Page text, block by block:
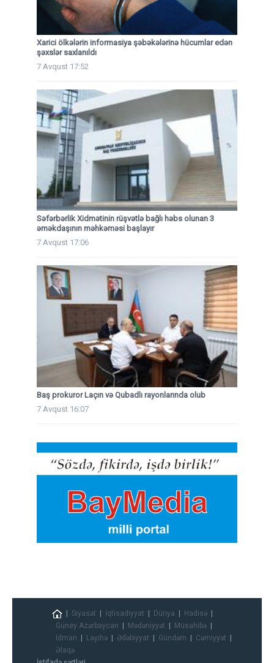
Xarici ölkələrin informasiya şəbəkələrinə hücumlar edən
şəxslər saxlanıldı
7 Avqust 17:52
Səfərbərlik Xidmətinin rüşvətlə bağlı həbs olunan 3
əməkdaşının məhkəməsi başlayır
7 Avqust 17:06
Baş prokuror Laçın və Qubadlı rayonlarında olub
7 Avqust 16:07
Siyasət İqtisadiyyat Dünya
Hadisə
Güney Azərbaycan
Mədəniyyət
Müsahibə
İdman
Layihə Ədəbiyyat Gündəm
Cəmiyyət
Əlaqə